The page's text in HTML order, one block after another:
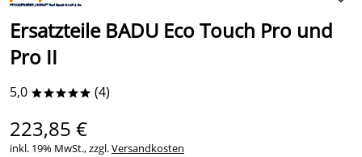
Ersatzteile BADU Eco Touch Pro und
Pro II
5,0 ***** (4)
223,85 €
inkl. 19% MwSt., zzgl.Versandkosten